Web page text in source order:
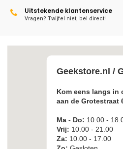
Uitstekende klantenservice
Vragen? Twijfel niet, bel direct!